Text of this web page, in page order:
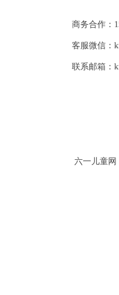
商务合作：
客服微信：
联系邮箱：
六一儿童网